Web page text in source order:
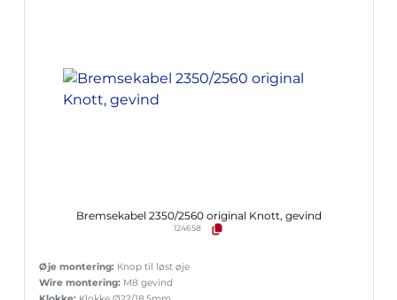
Bremsekabel 2350/2560 original Knott, gevind
124658
Øje montering: Knop til løst øje
Wire montering: M8 gevind